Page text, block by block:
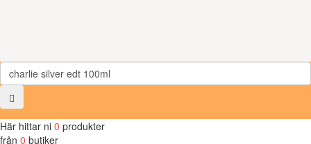
Här hittar ni 0 produkter
från 0 butiker